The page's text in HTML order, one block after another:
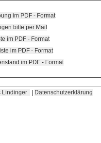
im PDF - Format
bitte per Mail
im PDF - Format
im PDF - Format
im PDF - Format
Lindinger Datenschutzerklärung